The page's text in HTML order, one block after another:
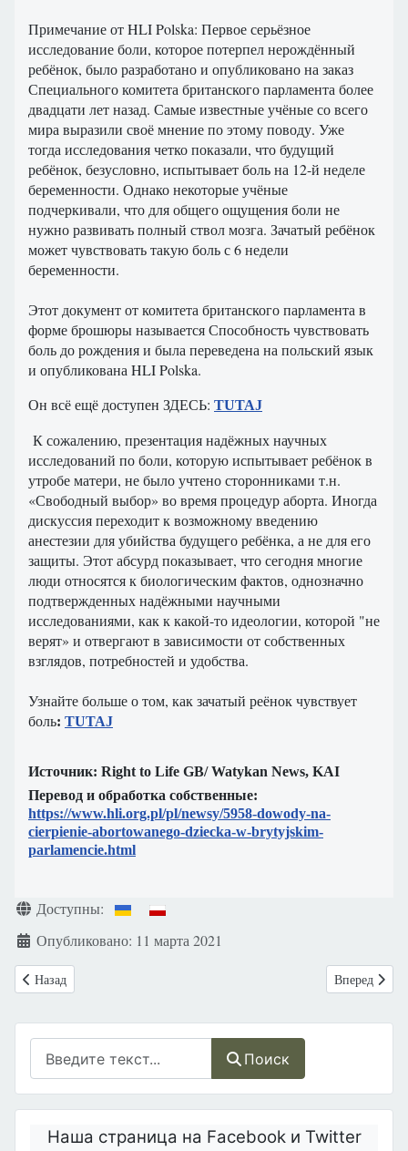
Поиск
Наша страница на Facebook и Twitter
Примечание от HLI Polska: Первое серьёзное
исследование боли, которое потерпел нерождённый
ребёнок, было разработано и опубликовано на заказ
Специального комитета британского парламента более
двадцати лет назад. Самые известные учёные со всего
мира выразили своё мнение по этому поводу. Уже
тогда исследования четко показали, что будущий
ребёнок, безусловно, испытывает боль на 12-й неделе
беременности. Однако некоторые учёные
подчеркивали, что для общего ощущения боли не
нужно развивать полный ствол мозга. Зачатый ребёнок
может чувствовать такую ​​боль с 6 недели
беременности.
Этот документ от комитета британского парламента в
форме брошюры называется Способность чувствовать
боль до рождения и была переведена на польский язык
и опубликована HLI Polska.
Он всё ещё доступен ЗДЕСЬ: TUTAJ
К сожалению, презентация надёжных научных
исследований по боли, которую испытывает ребёнок в
утробе матери, не было учтено сторонниками т.н.
«Свободный выбор» во время процедур аборта. Иногда
дискуссия переходит к возможному введению
анестезии для убийства будущего ребёнка, а не для его
защиты. Этот абсурд показывает, что сегодня многие
люди относятся к биологическим фактов, однозначно
подтвержденных надёжными научными
исследованиями, как к какой-то идеологии, которой "не
верят» и отвергают в зависимости от собственных
взглядов, потребностей и удобства.
Узнайте больше о том, как зачатый реёнок чувствует
боль: TUTAJ
Источник: Right to Life GB/ Watykan News, KAI
Перевод и обработка собственные:
https://www.hli.org.pl/pl/newsy/5958-dowody-na-
cierpienie-abortowanego-dziecka-w-brytyjskim-
parlamencie.html
Информация о материале
Доступны:
Опубликовано: 11 марта 2021
Предыдущий: Тасмания: На пути к легализации эвтаназии -End of
Назад Следующий:
Вперед